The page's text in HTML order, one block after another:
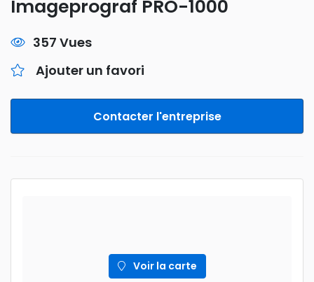
Imageprograf PRO-1000
357 Vues
Ajouter un favori
Contacter l'entreprise
Voir la carte